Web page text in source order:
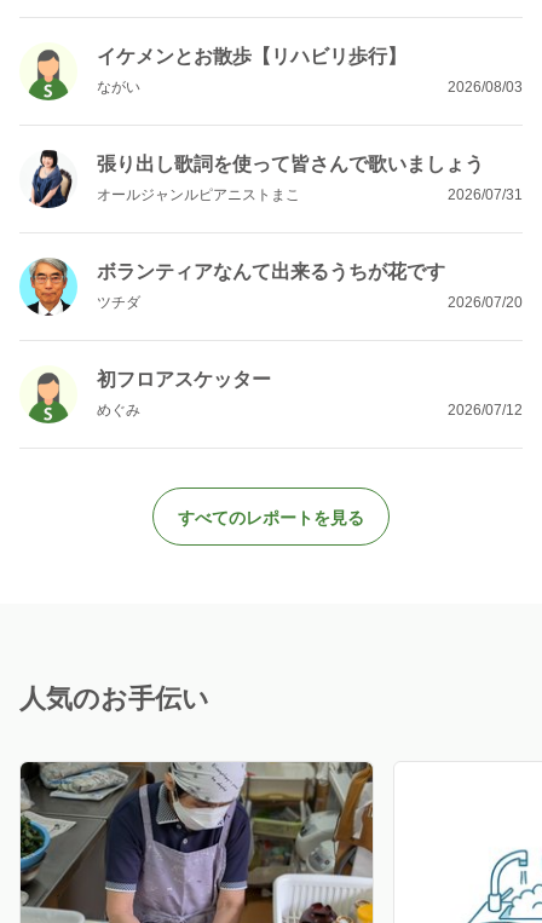
イケメンとお散歩【リハビリ歩行】
ながい 2026/08/03
張り出し歌詞を使って皆さんで歌いましょう
オールジャンルピアニストまこ 2026/07/31
ボランティアなんて出来るうちが花です
ツチダ 2026/07/20
初フロアスケッター
めぐみ 2026/07/12
すべてのレポートを見る
人気のお手伝い